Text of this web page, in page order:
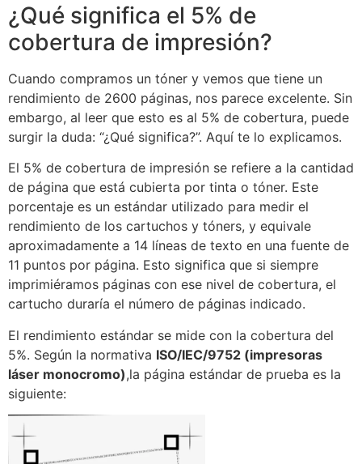
¿Qué significa el 5% de
cobertura de impresión?
Cuando compramos un tóner y vemos que tiene un
rendimiento de 2600 páginas, nos parece excelente. Sin
embargo, al leer que esto es al 5% de cobertura, puede
surgir la duda: “¿Qué significa?”. Aquí te lo explicamos.
El 5% de cobertura de impresión se refiere a la cantidad
de página que está cubierta por tinta o tóner. Este
porcentaje es un estándar utilizado para medir el
rendimiento de los cartuchos y tóners, y equivale
aproximadamente a 14 líneas de texto en una fuente de
11 puntos por página. Esto significa que si siempre
imprimiéramos páginas con ese nivel de cobertura, el
cartucho duraría el número de páginas indicado.
El rendimiento estándar se mide con la cobertura del
5%. Según la normativa ISO/IEC/9752 (impresoras
láser monocromo),la página estándar de prueba es la
siguiente: